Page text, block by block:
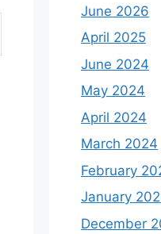
June 2026
April 2025
June 2024
May 2024
April 2024
March 2024
February
January
December